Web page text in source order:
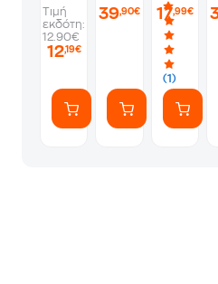
Τιμή
εκδότη:
12.90€
12,19€
39,90€
(1)
17,99€